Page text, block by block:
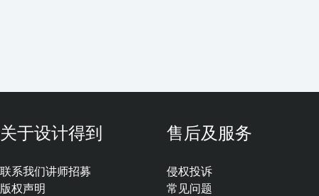
关于设计得到
联系我们
版权声明
讲师招募
售后及服务
侵权投诉
常见问题